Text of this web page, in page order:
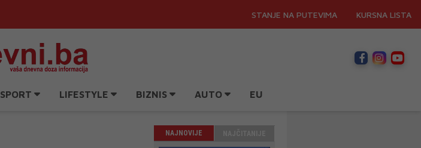
STANJE NA PUTEVIMA KURSNA LISTA
SPORT LIFESTYLE BIZNIS AUTO EU
NAJNOVIJE